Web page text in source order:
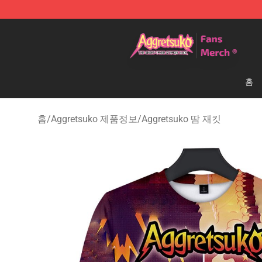
홈
홈/Aggretsuko 제품정보/Aggretsuko 땀 재킷